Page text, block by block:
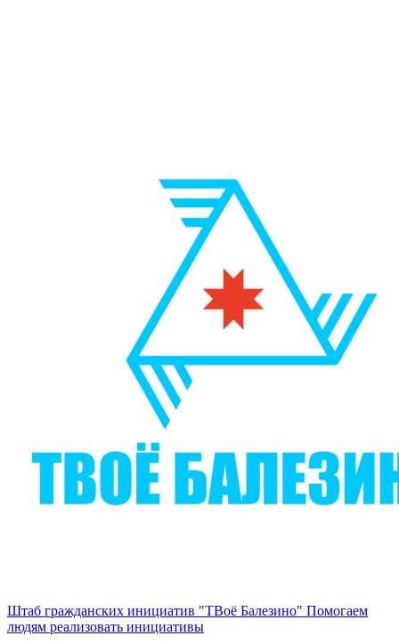
Штаб гражданских инициатив "ТВоё Балезино" Помогаем
людям реализовать инициативы